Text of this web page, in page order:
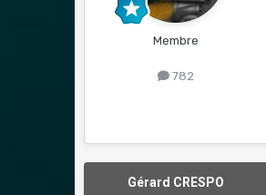
Membre
782
Gérard CRESPO